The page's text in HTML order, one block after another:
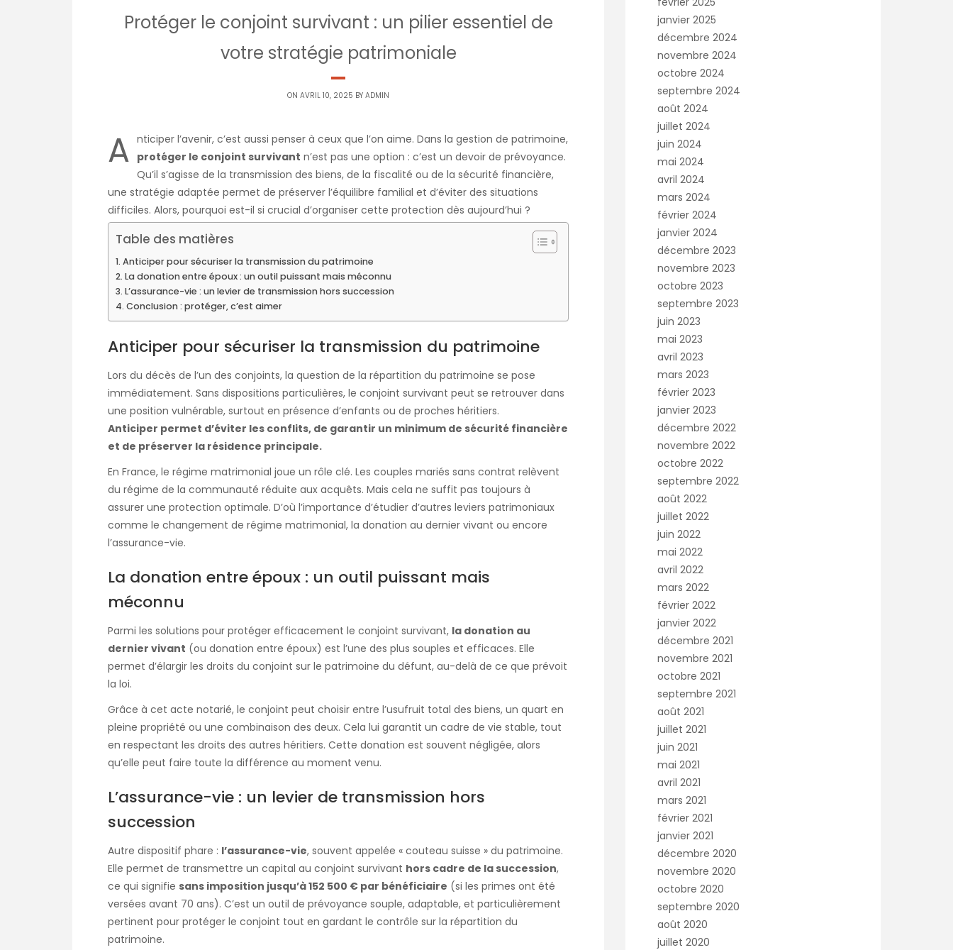
Protéger le conjoint survivant : un pilier essentiel de
votre stratégie patrimoniale
ON AVRIL 10, 2025 BY ADMIN
A nticiper l’avenir, c’est aussi penser à ceux que l’on aime. Dans la gestion de patrimoine,
protéger le conjoint survivant n’est pas une option : c’est un devoir de prévoyance.
Qu’il s’agisse de la transmission des biens, de la fiscalité ou de la sécurité financière,
une stratégie adaptée permet de préserver l’équilibre familial et d’éviter des situations
difficiles. Alors, pourquoi est-il si crucial d’organiser cette protection dès aujourd’hui ?
Table des matières
Anticiper pour sécuriser la transmission du patrimoine
La donation entre époux : un outil puissant mais méconnu
L’assurance-vie : un levier de transmission hors succession
Conclusion : protéger, c’est aimer
Anticiper pour sécuriser la transmission du patrimoine
Lors du décès de l’un des conjoints, la question de la répartition du patrimoine se pose
immédiatement. Sans dispositions particulières, le conjoint survivant peut se retrouver dans
une position vulnérable, surtout en présence d’enfants ou de proches héritiers.
Anticiper permet d’éviter les conflits, de garantir un minimum de sécurité financière
et de préserver la résidence principale.
En France, le régime matrimonial joue un rôle clé. Les couples mariés sans contrat relèvent
du régime de la communauté réduite aux acquêts. Mais cela ne suffit pas toujours à
assurer une protection optimale. D’où l’importance d’étudier d’autres leviers patrimoniaux
comme le changement de régime matrimonial, la donation au dernier vivant ou encore
l’assurance-vie.
La donation entre époux : un outil puissant mais
méconnu
Parmi les solutions pour protéger efficacement le conjoint survivant, la donation au
dernier vivant (ou donation entre époux) est l’une des plus souples et efficaces. Elle
permet d’élargir les droits du conjoint sur le patrimoine du défunt, au-delà de ce que prévoit
la loi.
Grâce à cet acte notarié, le conjoint peut choisir entre l’usufruit total des biens, un quart en
pleine propriété ou une combinaison des deux. Cela lui garantit un cadre de vie stable, tout
en respectant les droits des autres héritiers. Cette donation est souvent négligée, alors
qu’elle peut faire toute la différence au moment venu.
L’assurance-vie : un levier de transmission hors
succession
Autre dispositif phare : l’assurance-vie, souvent appelée « couteau suisse » du patrimoine.
Elle permet de transmettre un capital au conjoint survivant hors cadre de la succession,
ce qui signifie sans imposition jusqu’à 152 500 € par bénéficiaire (si les primes ont été
versées avant 70 ans). C’est un outil de prévoyance souple, adaptable, et particulièrement
pertinent pour protéger le conjoint tout en gardant le contrôle sur la répartition du
patrimoine.
janvier 2025
décembre 2024
novembre 2024
octobre 2024
septembre 2024
août 2024
juillet 2024
juin 2024
mai 2024
avril 2024
mars 2024
février 2024
janvier 2024
décembre 2023
novembre 2023
octobre 2023
septembre 2023
juin 2023
mai 2023
avril 2023
mars 2023
février 2023
janvier 2023
décembre 2022
novembre 2022
octobre 2022
septembre 2022
août 2022
juillet 2022
juin 2022
mai 2022
avril 2022
mars 2022
février 2022
janvier 2022
décembre 2021
novembre 2021
octobre 2021
septembre 2021
août 2021
juillet 2021
juin 2021
mai 2021
avril 2021
mars 2021
février 2021
janvier 2021
décembre 2020
novembre 2020
octobre 2020
septembre 2020
août 2020
juillet 2020